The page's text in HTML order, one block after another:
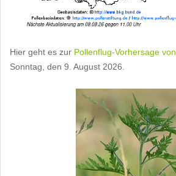
Hier geht es zur Pollenflug-Vorhersage von
Sonntag, den 9. August 2026.